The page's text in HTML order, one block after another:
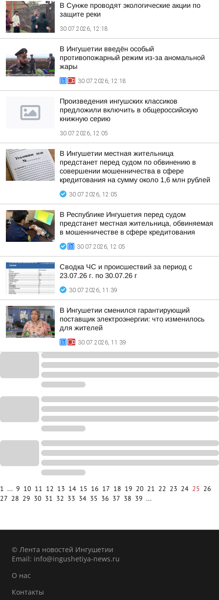
В Сунже проводят экологические акции по
защите реки
30.07.2026, 12:18
В Ингушетии введён особый
противопожарный режим из-за аномальной
жары
30.07.2026, 12:18
Произведения ингушских классиков
предложили включить в общероссийскую
книжную серию
30.07.2026, 12:05
В Ингушетии местная жительница
предстанет перед судом по обвинению в
совершении мошенничества в сфере
кредитования на сумму около 1,6 млн рублей
30.07.2026, 12:05
В Республике Ингушетия перед судом
предстанет местная жительница, обвиняемая
в мошенничестве в сфере кредитования
30.07.2026, 12:05
Сводка ЧС и происшествий за период с
23.07.26 г. по 30.07.26 г
30.07.2026, 11:39
В Ингушетии сменился гарантирующий
поставщик электроэнергии: что изменилось
для жителей
30.07.2026, 11:39
1 ... 9 10 11 12 13 14 15 16 17 18 19 20 21 22 23 24 25 26
27 28 29 30 31 32 33 34 35 36 37 38 39 ...
© Лента новостей Ингушетии
Email: info@ingushetiya-news.ru
О нас
Контакты